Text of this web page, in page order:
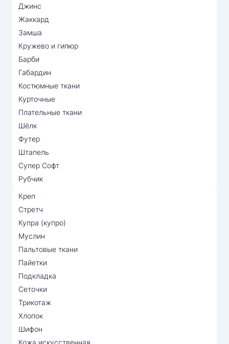
Джинс
Жаккард
Замша
Кружево и гипюр
Барби
Габардин
Костюмные ткани
Курточные
Плательные ткани
Шёлк
Футер
Штапель
Супер Софт
Рубчик
Креп
Стретч
Купра (купро)
Муслин
Пальтовые ткани
Пайетки
Подкладка
Сеточки
Трикотаж
Хлопок
Шифон
Кожа искусственная